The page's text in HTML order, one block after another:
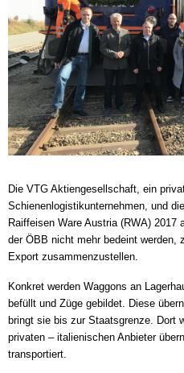
Die VTG Aktiengesellschaft, ein
Schienenlogistikunternehmen, und
Raiffeisen Ware Austria (RWA) 2017
der ÖBB nicht mehr bedeint werden,
Export zusammenzustellen.
Konkret werden Waggons an
befüllt und Züge gebildet. Diese
bringt sie bis zur Staatsgrenze. Dort
privaten – italienischen Anbieter
transportiert.